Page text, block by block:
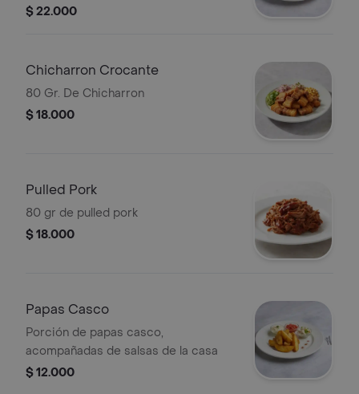
$ 22.000
Chicharron Crocante
80 Gr. De Chicharron
$ 18.000
Pulled Pork
80 gr de pulled pork
$ 18.000
Papas Casco
Porción de papas casco,
acompañadas de salsas de la casa
$ 12.000